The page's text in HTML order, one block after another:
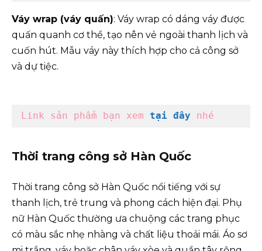
Váy wrap (váy quấn): Váy wrap có dáng váy được
quấn quanh cơ thể, tạo nên vẻ ngoài thanh lịch và
cuốn hút. Mẫu váy này thích hợp cho cả công sở
và dự tiệc.
Link sản phẩm bạn xem tại đây nhé
Thời trang công sở Hàn Quốc
Thời trang công sở Hàn Quốc nổi tiếng với sự
thanh lịch, trẻ trung và phong cách hiện đại. Phụ
nữ Hàn Quốc thường ưa chuộng các trang phục
có màu sắc nhẹ nhàng và chất liệu thoải mái. Áo sơ